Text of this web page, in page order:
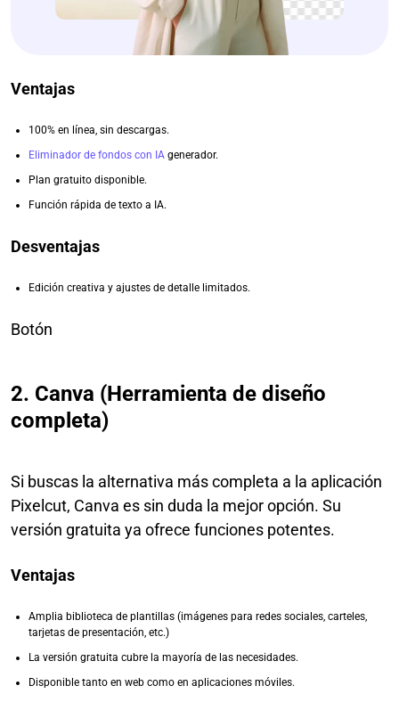
Ventajas
100% en línea, sin descargas.
Eliminador de fondos con IA generador.
Plan gratuito disponible.
Función rápida de texto a IA.
Desventajas
Edición creativa y ajustes de detalle limitados.
Botón
2. Canva (Herramienta de diseño
completa)
Si buscas la alternativa más completa a la aplicación
Pixelcut, Canva es sin duda la mejor opción. Su
versión gratuita ya ofrece funciones potentes.
Ventajas
Amplia biblioteca de plantillas (imágenes para redes sociales, carteles,
tarjetas de presentación, etc.)
La versión gratuita cubre la mayoría de las necesidades.
Disponible tanto en web como en aplicaciones móviles.